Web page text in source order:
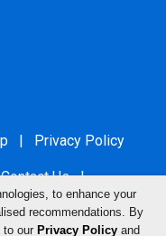
| Privacy Policy
Contact Us |
to enhance your
recommendations. By
to our Privacy Policyand